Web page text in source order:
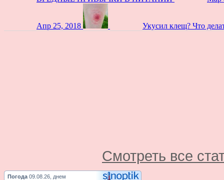
Апр 25, 2018 Укусил клещ? Что
Смотреть все
Погода 09.08.26, днем